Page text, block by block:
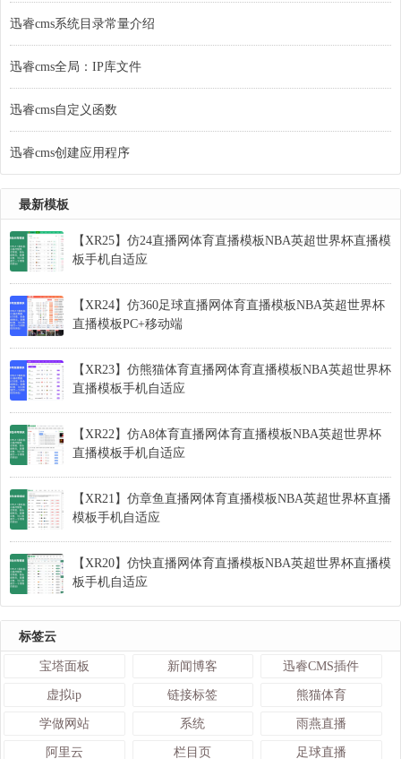
迅睿cms系统目录常量介绍
迅睿cms全局：IP库文件
迅睿cms自定义函数
迅睿cms创建应用程序
最新模板
【XR25】仿24直播网体育直播模板NBA英超世界杯直播模
板手机自适应
【XR24】仿360足球直播网体育直播模板NBA英超世界杯
直播模板PC+移动端
【XR23】仿熊猫体育直播网体育直播模板NBA英超世界杯
直播模板手机自适应
【XR22】仿A8体育直播网体育直播模板NBA英超世界杯
直播模板手机自适应
【XR21】仿章鱼直播网体育直播模板NBA英超世界杯直播
模板手机自适应
【XR20】仿快直播网体育直播模板NBA英超世界杯直播模
板手机自适应
标签云
宝塔面板 新闻博客 迅睿CMS插件
虚拟ip 链接标签 熊猫体育
学做网站 系统 雨燕直播
阿里云 栏目页 足球直播